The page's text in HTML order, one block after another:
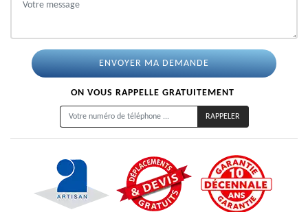
ON VOUS RAPPELLE GRATUITEMENT